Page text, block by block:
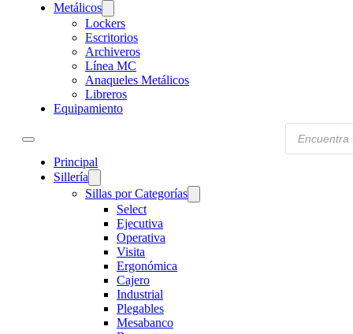
Metálicos
Lockers
Escritorios
Archiveros
Línea MC
Anaqueles Metálicos
Libreros
Equipamiento
Principal
Sillería
Sillas por Categorías
Select
Ejecutiva
Operativa
Visita
Ergonómica
Cajero
Industrial
Plegables
Mesabanco
Products
search